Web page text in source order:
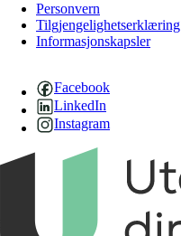
Personvern
Tilgjengelighetserklæring
Informasjonskapsler
Facebook
LinkedIn
Instagram